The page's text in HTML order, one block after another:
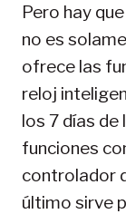
Pero hay
no es
ofrece las
reloj
los 7 días de
funciones
controlador
último sirve